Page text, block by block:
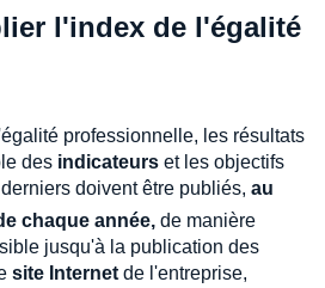
l'index de l'égalité
professionnelle, les résultats
des indicateurs et les objectifs
doivent être publiés, au
chaque année, de manière
jusqu'à la publication des
site Internetde l'entreprise,